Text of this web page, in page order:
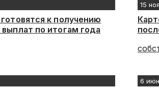
к получению
по итогам года
15
6